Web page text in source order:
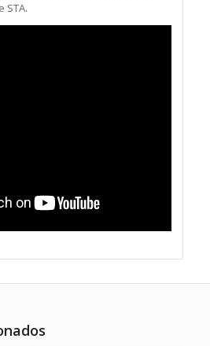
STA.